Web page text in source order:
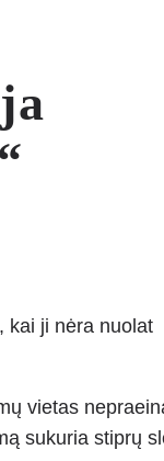
kai ji nėra nuolat
vietas
sukuria stiprų